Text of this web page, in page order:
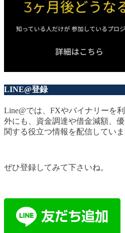
LINE@登録
Line@では、FXやバイナリーを
外にも、資金調達や借金減額、
関する役立つ情報を配信していま
ぜひ登録してみて下さいね。